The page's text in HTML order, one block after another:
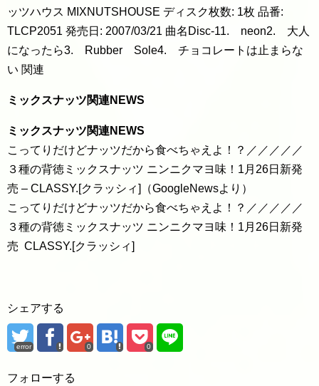
ッツハウス MIXNUTSHOUSE ディスク枚数: 1枚 品番:
TLCP2051 発売日: 2007/03/21 曲名Disc-11. neon2. 大人
になったら3. Rubber Sole4. チョコレートは止まらな
い 関連
ミックスナッツ関連NEWS
ミックスナッツ関連NEWS
こってりだけどナッツだから食べちゃえよ！？／／／／／
３種の背徳ミックスナッツ ニンニクマヨ味！1月26日新発
売 – CLASSY.[クラッシィ]（GoogleNewsより）
こってりだけどナッツだから食べちゃえよ！？／／／／／
３種の背徳ミックスナッツ ニンニクマヨ味！1月26日新発
売 CLASSY.[クラッシィ]
シェアする
error 0 0
フォローする